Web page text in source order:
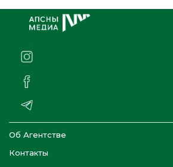
Об Агентстве
Контакты